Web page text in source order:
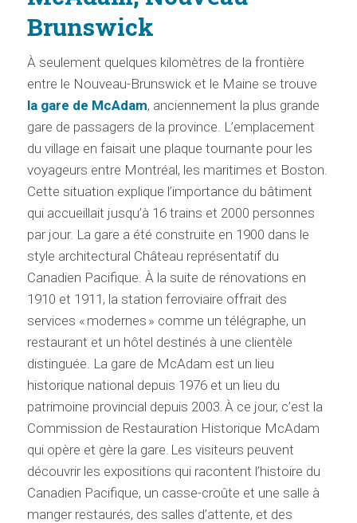
Brunswick
À seulement quelques kilomètres de la frontière
entre le Nouveau-Brunswick et le Maine se trouve
la gare de McAdam, anciennement la plus grande
gare de passagers de la province. L’emplacement
du village en faisait une plaque tournante pour les
voyageurs entre Montréal, les maritimes et Boston.
Cette situation explique l’importance du bâtiment
qui accueillait jusqu’à 16 trains et 2000 personnes
par jour. La gare a été construite en 1900 dans le
style architectural Château représentatif du
Canadien Pacifique. À la suite de rénovations en
1910 et 1911, la station ferroviaire offrait des
services « modernes » comme un télégraphe, un
restaurant et un hôtel destinés à une clientèle
distinguée. La gare de McAdam est un lieu
historique national depuis 1976 et un lieu du
patrimoine provincial depuis 2003. À ce jour, c’est la
Commission de Restauration Historique McAdam
qui opère et gère la gare. Les visiteurs peuvent
découvrir les expositions qui racontent l’histoire du
Canadien Pacifique, un casse-croûte et une salle à
manger restaurés, des salles d’attente, et des